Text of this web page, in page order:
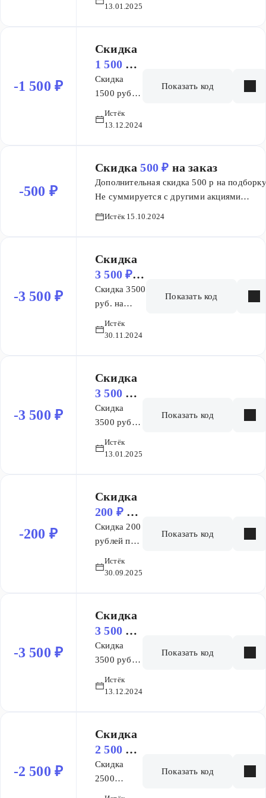
или без таковых
(пакетное
предложение), акция
не
распространяется.
избранные
13.01.2025
-1 500 ₽
Скидка
1 500 ₽
на заказ
Скидка
1500 руб.
избранных
Истёк
13.12.2024
Показать код
-500 ₽
Скидка 500 ₽ на заказ
Дополнительная скидка 500 р на
Не суммируется с другими акциями
Истёк 15.10.2024
-3 500 ₽
Скидка
3 500 ₽
на заказ
Скидка 3500
руб. на
ассортимент
Истёк
30.11.2024
Показать код
-3 500 ₽
Скидка
3 500 ₽
на заказ
Скидка
3500 руб.
избранных
Истёк
13.01.2025
Показать код
-200 ₽
Скидка
200 ₽ на
покупку
сим
карт
Скидка 200
рублей при
500рублей.
покупку
sim и esim
карт.
Действует
тарифы
Все в
плюсе
Истёк
30.09.2025
Показать код
-3 500 ₽
Скидка
3 500 ₽
на заказ
Скидка
3500 руб.
избранных
Истёк
13.12.2024
Показать код
-2 500 ₽
Скидка
2 500 ₽
на заказ
Скидка
2500
Показать код